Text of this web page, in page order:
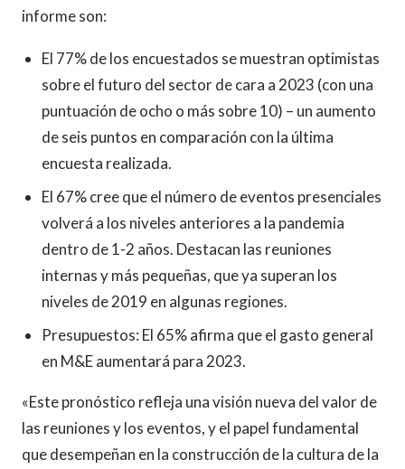
informe son:
El 77% de los encuestados se muestran optimistas
sobre el futuro del sector de cara a 2023 (con una
puntuación de ocho o más sobre 10) – un aumento
de seis puntos en comparación con la última
encuesta realizada.
El 67% cree que el número de eventos presenciales
volverá a los niveles anteriores a la pandemia
dentro de 1-2 años. Destacan las reuniones
internas y más pequeñas, que ya superan los
niveles de 2019 en algunas regiones.
Presupuestos: El 65% afirma que el gasto general
en M&E aumentará para 2023.
«Este pronóstico refleja una visión nueva del valor de
las reuniones y los eventos, y el papel fundamental
que desempeñan en la construcción de la cultura de la